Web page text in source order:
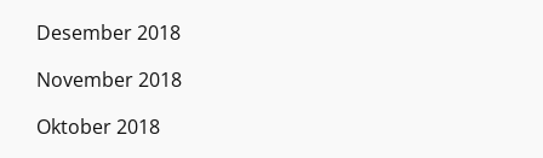
Desember 2018
November 2018
Oktober 2018